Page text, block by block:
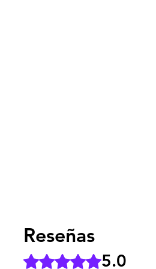
Reseñas
Obtuvo 5 de 5 estrellas.
5.0